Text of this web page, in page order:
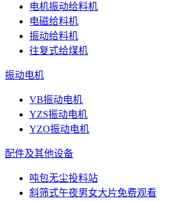
电机振动给料机
电磁给料机
振动给料机
往复式给煤机
振动电机
VB振动电机
YZS振动电机
YZO振动电机
配件及其他设备
吨包无尘投料站
斜筛式午夜男女大片免费观看